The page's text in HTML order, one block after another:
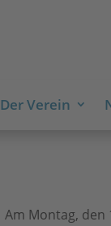
Der Verein
Am Montag, den